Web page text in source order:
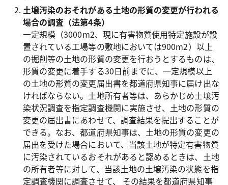
土壌汚染のおそれがある土地の形質の変更が行われる
場合の調査（法第4条）
一定規模（3000m2、現に有害物質使用特定施設が設
置されている工場等の敷地においては900m2）以上
の掘削等の土地の形質の変更を行おうとするものは、
形質の変更に着手する30日前までに、一定規模以上
の土地の形質の変更届出書を都道府県知事に届け出な
ければならない。土地所有者等は、あらかじめ土壌汚
染状況調査を指定調査機関に実施させ、土地の形質の
変更の届出書にあわせて、調査結果を提出することが
できる。なお、都道府県知事は、土地の形質の変更の
届出を受けた場合において、当該土地が特定有害物質
に汚染されているおそれがあると認めるときは、土地
の所有者等に対して、当該土地の土壌汚染の状態を指
定調査機関に調査させて、 その結果を都道府県知事